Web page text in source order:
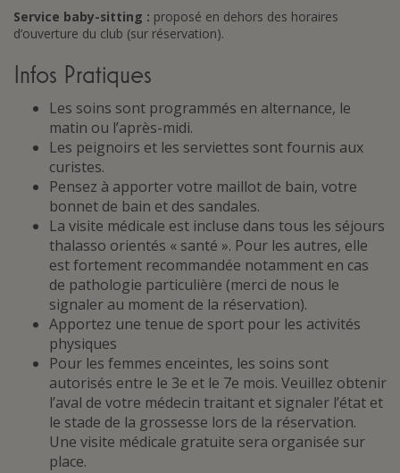
Service baby-sitting : proposé en dehors des horaires
d’ouverture du club (sur réservation).
Infos Pratiques
Les soins sont programmés en alternance, le
matin ou l’après-midi.
Les peignoirs et les serviettes sont fournis aux
curistes.
Pensez à apporter votre maillot de bain, votre
bonnet de bain et des sandales.
La visite médicale est incluse dans tous les séjours
thalasso orientés « santé ». Pour les autres, elle
est fortement recommandée notamment en cas
de pathologie particulière (merci de nous le
signaler au moment de la réservation).
Apportez une tenue de sport pour les activités
physiques
Pour les femmes enceintes, les soins sont
autorisés entre le 3e et le 7e mois. Veuillez obtenir
l’aval de votre médecin traitant et signaler l’état et
le stade de la grossesse lors de la réservation.
Une visite médicale gratuite sera organisée sur
place.